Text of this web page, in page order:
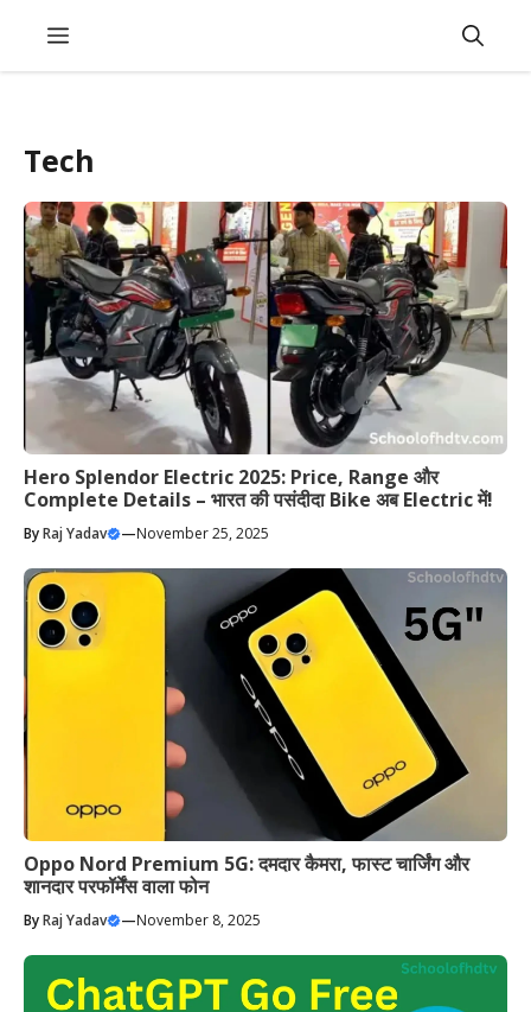
Menu
Tech
Hero Splendor Electric 2025: Price, Range और
Complete Details – भारत की पसंदीदा Bike अब Electric में!
ByRaj Yadav —November 25, 2025
Oppo Nord Premium 5G: दमदार कैमरा, फास्ट चार्जिंग और
शानदार परफॉर्मेंस वाला फोन
ByRaj Yadav —November 8, 2025